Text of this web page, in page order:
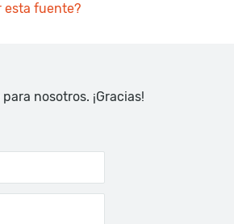
esta fuente?
nosotros. ¡Gracias!